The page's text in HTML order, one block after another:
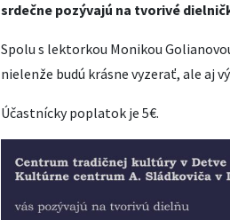
srdečne pozývajú na tvorivé
Spolu s lektorkou Monikou
nielenže budú krásne vyzerať, ale aj
Účastnícky poplatok je 5€.